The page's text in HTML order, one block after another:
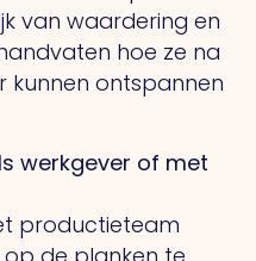
van waardering en
hoe ze na
kunnen ontspannen
werkgever of met
productieteam